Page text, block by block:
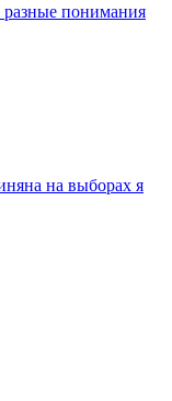
понимания
на выборах я